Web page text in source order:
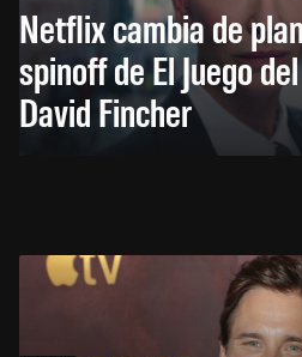
Netflix cambia de
spinoff de El Juego
David Fincher